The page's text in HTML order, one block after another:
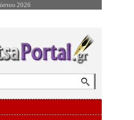
στην Πλοήγηση
2026